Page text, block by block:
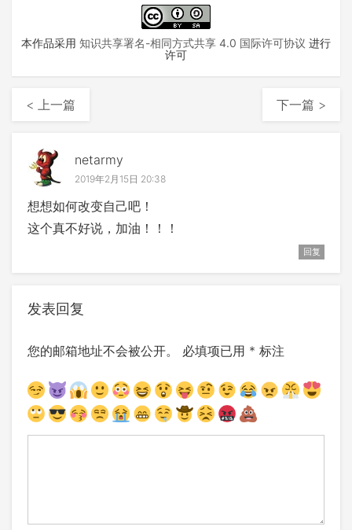
本作品采用 知识共享署名-相同方式共享 4.0 国际许可协议 进行
许可
< 上一篇 下一篇 >
netarmy
2019年2月15日 20:38
想想如何改变自己吧！
这个真不好说，加油！！！
回复
发表回复
您的邮箱地址不会被公开。 必填项已用 * 标注